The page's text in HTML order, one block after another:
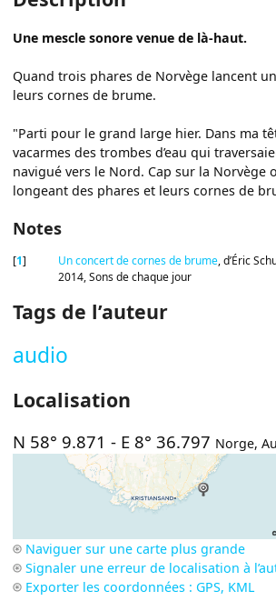
Une mescle sonore venue de là-haut.
Quand trois phares de Norvège lancent
leurs cornes de brume.
"Parti pour le grand large hier. Dans ma
vacarmes des trombes d’eau qui
navigué vers le Nord. Cap sur la Norvège
longeant des phares et leurs cornes de
Notes
[1] Un concert de cornes de brume, d’Éric
2014, Sons de chaque jour
Tags de l’auteur
audio
Localisation
N 58° 9.871 - E 8° 36.797 Norge,
Naviguer sur une carte plus grande
Signaler une erreur de localisation à
Exporter les coordonnées : GPS, KML